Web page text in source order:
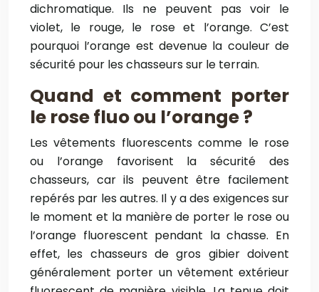
dichromatique. Ils ne peuvent pas voir le
violet, le rouge, le rose et l’orange. C’est
pourquoi l’orange est devenue la couleur de
sécurité pour les chasseurs sur le terrain.
Quand et comment porter
le rose fluo ou l’orange ?
Les vêtements fluorescents comme le rose
ou l’orange favorisent la sécurité des
chasseurs, car ils peuvent être facilement
repérés par les autres. Il y a des exigences sur
le moment et la manière de porter le rose ou
l’orange fluorescent pendant la chasse. En
effet, les chasseurs de gros gibier doivent
généralement porter un vêtement extérieur